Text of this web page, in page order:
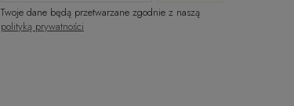
Twoje dane będą przetwarzane zgodnie z naszą
polityką prywatności